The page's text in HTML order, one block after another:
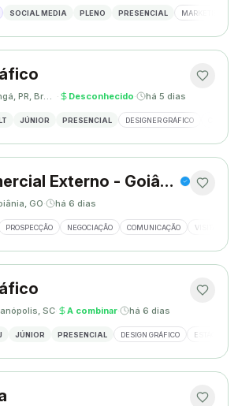
SOCIAL MEDIA PLENO PRESENCIAL MARKETING
Maringá, PR, Brasil · Desconhecido· há 5 dias
JÚNIOR PRESENCIAL DESIGNER GRÁFICO
Agente Comercial Externo - Goiânia
GO· há 6 dias
PROSPECÇÃO NEGOCIAÇÃO COMUNICAÇÃO VISITAS
SC· A combinar· há 6 dias
JÚNIOR PRESENCIAL DESIGN GRÁFICO ESTÁGIO